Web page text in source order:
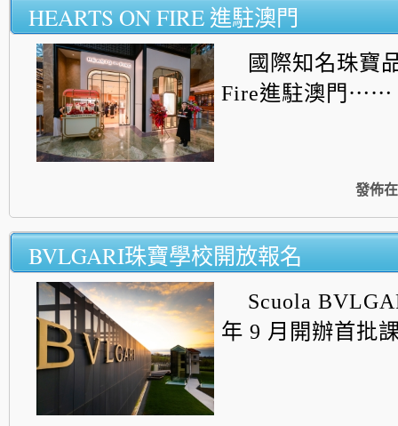
HEARTS ON FIRE 進駐澳門
國際知名珠寶
Fire進駐澳門⋯⋯
發佈在
BVLGARI珠寶學校開放報名
Scuola
年 9 月開辦首